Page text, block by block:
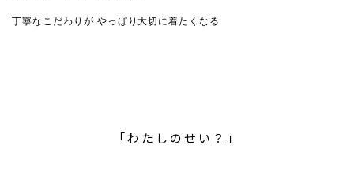
丁寧なこだわりが やっぱり大切に着たくなる
「わたしのせい？」